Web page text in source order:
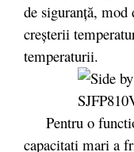
de siguranţă, mod
creşterii
temperaturii.
Pentru o
capacitati mari a